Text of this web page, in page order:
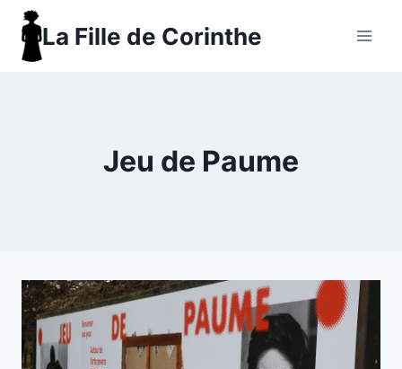
Aller
contenu
La Fille de Corinthe
Jeu de Paume